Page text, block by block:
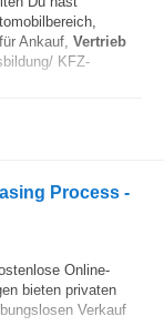
Ankauf, Vertrieb
KFZ-
Process -
Online-
bieten privaten
Verkauf